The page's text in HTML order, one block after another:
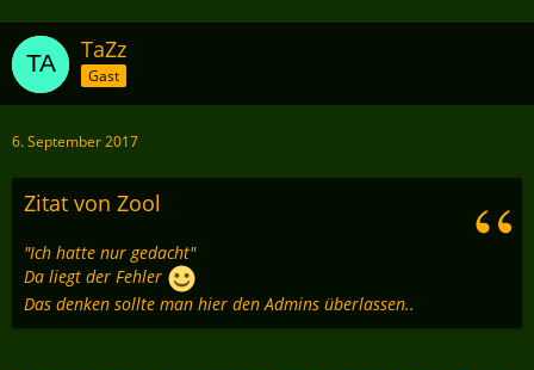
TaZz
Gast
6. September 2017
Zitat von Zool
"Ich hatte nur gedacht"
Da liegt der Fehler
Das denken sollte man hier den Admins überlassen..